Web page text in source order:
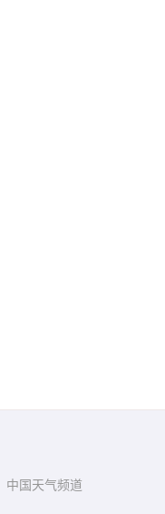
中国天气频道